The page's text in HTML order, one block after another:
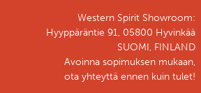
Western Spirit Showroom:
Hyyppäräntie 91, 05800 Hyvinkää
SUOMI, FINLAND
Avoinna sopimuksen mukaan,
ota yhteyttä ennen kuin tulet!